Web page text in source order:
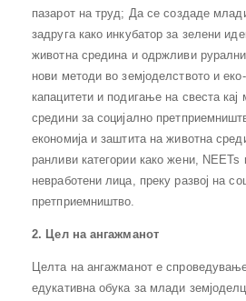
пазарот на труд; Да се создаде
задруга како инкубатор за зелени
животна средина и одржливи
нови методи во земјоделството и
капацитети и подигање на свеста
средини за социјално
економија и заштита на животна
ранливи категории како жени, NEETs
невработени лица, преку развој на
претприемништво.
2. Цел на ангажманот
Целта на ангажманот е
едукативна обука за млади